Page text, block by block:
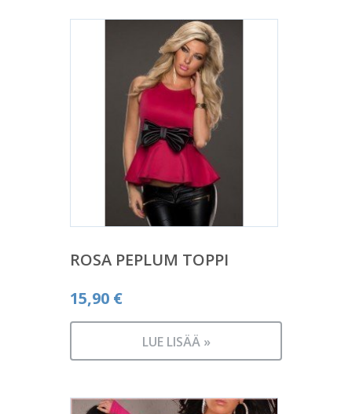
ROSA PEPLUM TOPPI
15,90 €
LUE LISÄÄ »